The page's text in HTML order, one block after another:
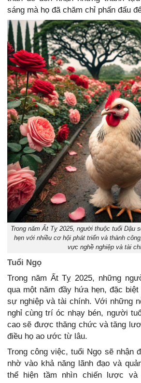
sáng mà họ đã chăm chỉ phấn đấu
Trong năm Ất Tỵ 2025, người thuộc tuổi Dậu
hẹn với nhiều cơ hội phát triển và thành
vực nghề nghiệp và tài
Tuổi Ngọ
Trong năm Ất Tỵ 2025, những
qua một năm đầy hứa hẹn, đặc
sự nghiệp và tài chính. Với những
nghỉ cùng trí óc nhạy bén, người
cao sẽ được thăng chức và tăng
điều họ ao ước từ lâu.
Trong công việc, tuổi Ngọ sẽ nhận
nhờ vào khả năng lãnh đạo và
thể hiện tầm nhìn chiến lược và